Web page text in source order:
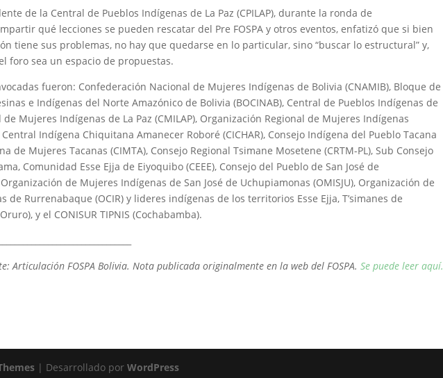
de la Central de Pueblos Indígenas de La Paz (CPILAP), durante la ronda de
qué lecciones se pueden rescatar del Pre FOSPA y otros eventos, enfatizó que si bien
tiene sus problemas, no hay que quedarse en lo particular, sino “buscar lo estructural” y,
foro sea un espacio de propuestas.
fueron: Confederación Nacional de Mujeres Indígenas de Bolivia (CNAMIB), Bloque de
e Indígenas del Norte Amazónico de Bolivia (BOCINAB), Central de Pueblos Indígenas de
de Mujeres Indígenas de La Paz (CMILAP), Organización Regional de Mujeres Indígenas
Indígena Chiquitana Amanecer Roboré (CICHAR), Consejo Indígena del Pueblo Tacana
de Mujeres Tacanas (CIMTA), Consejo Regional Tsimane Mosetene (CRTM-PL), Sub Consejo
Comunidad Esse Ejja de Eiyoquibo (CEEE), Consejo del Pueblo de San José de
Organización de Mujeres Indígenas de San José de Uchupiamonas (OMISJU), Organización de
de Rurrenabaque (OCIR) y lideres indígenas de los territorios Esse Ejja, T’simanes de
y el CONISUR TIPNIS (Cochabamba).
Articulación FOSPA Bolivia.Nota publicada originalmente en la web del FOSPA.Se puede leer aquí.
| Desarrollado porWordPress